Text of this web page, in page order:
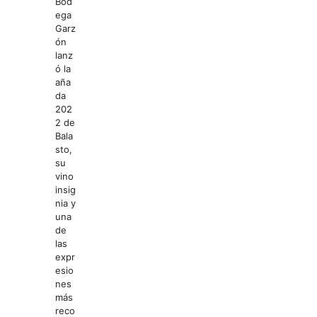
ega
Garz
ón
lanz
ó la
aña
da
202
2 de
Bala
sto,
su
vino
insig
nia y
una
de
las
expr
esio
nes
más
reco